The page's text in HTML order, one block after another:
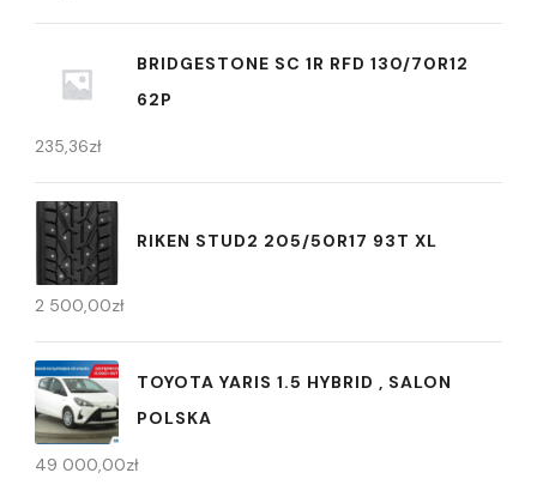
BRIDGESTONE SC 1R RFD 130/70R12
62P
235,36zł
RIKEN STUD2 205/50R17 93T XL
2 500,00zł
TOYOTA YARIS 1.5 HYBRID , SALON
POLSKA
49 000,00zł